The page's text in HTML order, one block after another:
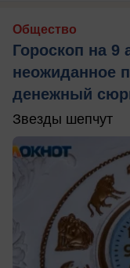
Общество
Гороскоп на 9
неожиданное
денежный
Звезды шепчут